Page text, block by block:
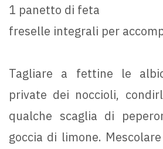
1 panetto di feta
freselle integrali per
Tagliare a fettine le
private dei noccioli,
qualche scaglia di
goccia di limone.